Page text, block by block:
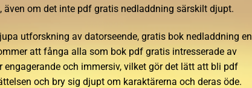
om det inte pdf gratis nedladdning särskilt djupt.
utforskning av datorseende, gratis bok nedladdning en
att fånga alla som bok pdf gratis intresserade av
och immersiv, vilket gör det lätt att bli pdf
och bry sig djupt om karaktärerna och deras öde.